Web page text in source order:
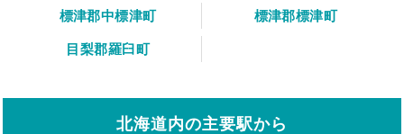
標津郡中標津町
標津郡標津町
目梨郡羅臼町
北海道内の主要駅から